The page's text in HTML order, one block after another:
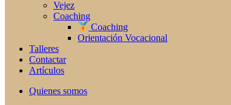
Vejez
Coaching
Coaching
Orientación Vocacional
Talleres
Contactar
Artículos
Quienes somos